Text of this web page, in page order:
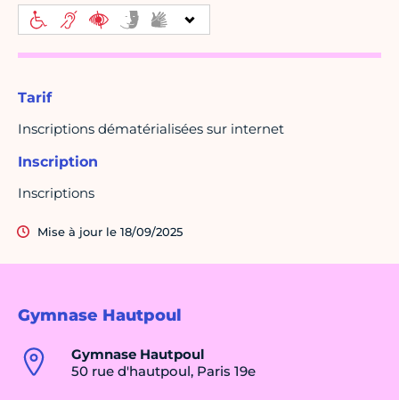
Gymnase Hautpoul
Gymnase Hautpoul
50 rue d'hautpoul, Paris 19e
Tarif
Inscriptions dématérialisées sur internet
Inscription
Inscriptions
Mise à jour le 18/09/2025